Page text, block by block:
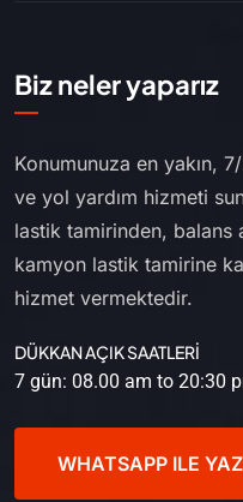
Biz neler yaparız
Konumunuza en yakın,
ve yol yardım hizmeti
lastik tamirinden, balans
kamyon lastik tamirine
hizmet vermektedir.
DÜKKAN AÇIK SAATLERİ
7 gün: 08.00 am to 20:30
WHATSAPP ILE